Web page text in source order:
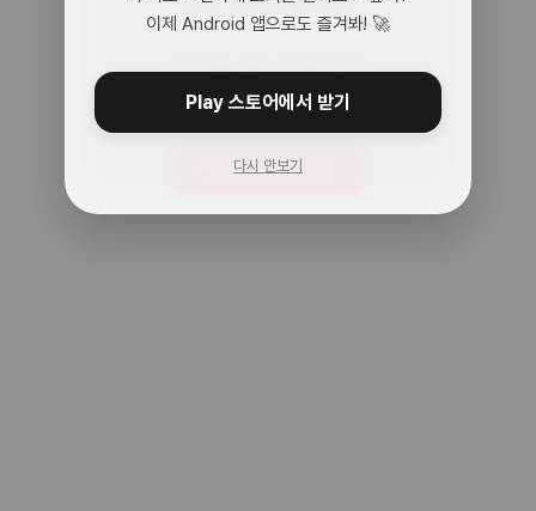
주소를 다시 확인해봐!
메인으로 돌아가기
이제 Android 앱으로도 즐겨봐! 🚀
Play 스토어에서 받기
다시 안보기